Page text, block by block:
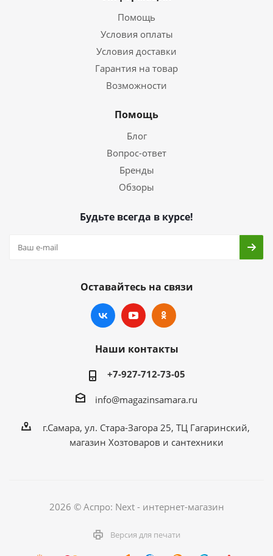
Помощь
Условия оплаты
Условия доставки
Гарантия на товар
Возможности
Помощь
Блог
Вопрос-ответ
Бренды
Обзоры
Будьте всегда в курсе!
Оставайтесь на связи
Наши контакты
+7-927-712-73-05
info@magazinsamara.ru
г.Самара, ул. Стара-Загора 25, ТЦ Гагаринский,
магазин Хозтоваров и сантехники
2026 © Аспро: Next - интернет-магазин
Версия для печати